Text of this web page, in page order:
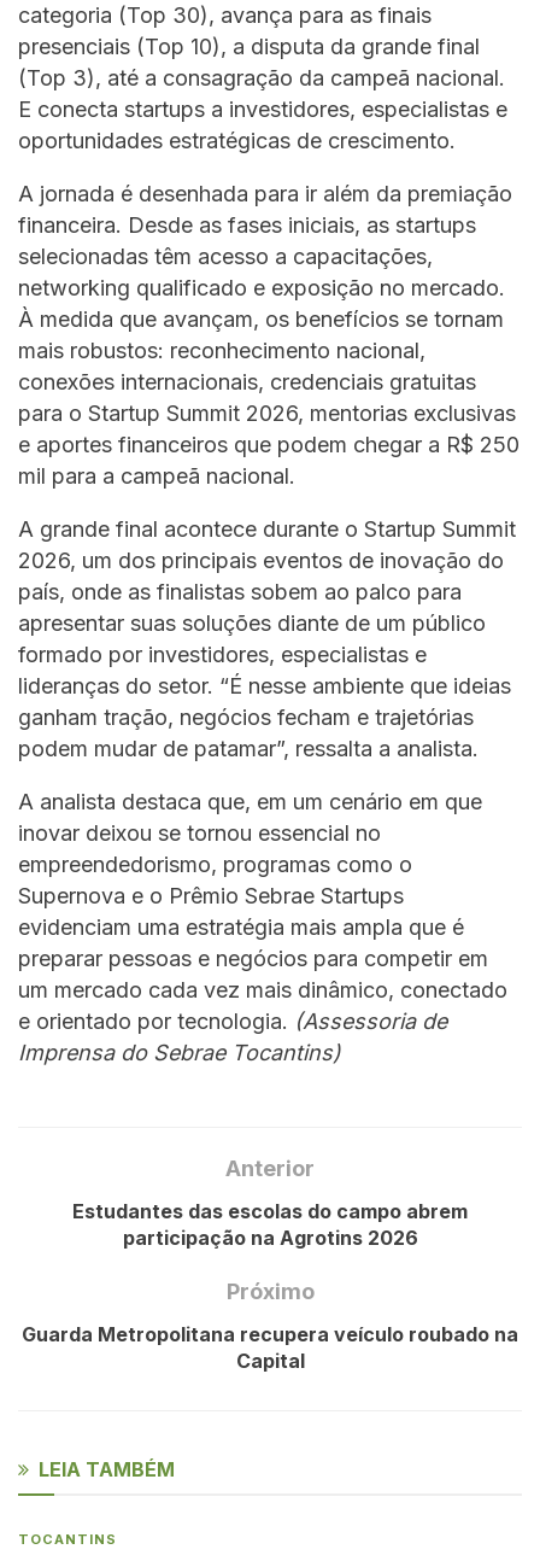
categoria (Top 30), avança para as finais
presenciais (Top 10), a disputa da grande final
(Top 3), até a consagração da campeã nacional.
E conecta startups a investidores, especialistas e
oportunidades estratégicas de crescimento.
A jornada é desenhada para ir além da premiação
financeira. Desde as fases iniciais, as startups
selecionadas têm acesso a capacitações,
networking qualificado e exposição no mercado.
À medida que avançam, os benefícios se tornam
mais robustos: reconhecimento nacional,
conexões internacionais, credenciais gratuitas
para o Startup Summit 2026, mentorias exclusivas
e aportes financeiros que podem chegar a R$ 250
mil para a campeã nacional.
A grande final acontece durante o Startup Summit
2026, um dos principais eventos de inovação do
país, onde as finalistas sobem ao palco para
apresentar suas soluções diante de um público
formado por investidores, especialistas e
lideranças do setor. “É nesse ambiente que ideias
ganham tração, negócios fecham e trajetórias
podem mudar de patamar”, ressalta a analista.
A analista destaca que, em um cenário em que
inovar deixou se tornou essencial no
empreendedorismo, programas como o
Supernova e o Prêmio Sebrae Startups
evidenciam uma estratégia mais ampla que é
preparar pessoas e negócios para competir em
um mercado cada vez mais dinâmico, conectado
e orientado por tecnologia. (Assessoria de
Imprensa do Sebrae Tocantins)
Anterior
Estudantes das escolas do campo abrem
participação na Agrotins 2026
Próximo
Guarda Metropolitana recupera veículo roubado na
Capital
LEIA TAMBÉM
TOCANTINS